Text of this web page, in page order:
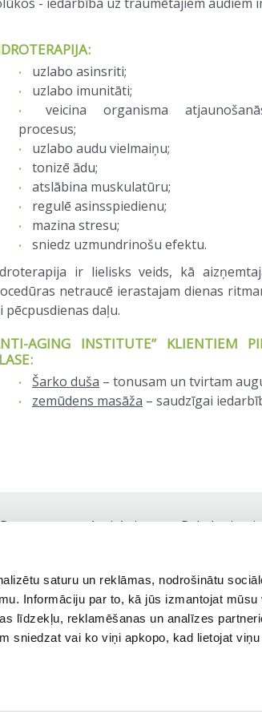
saturu un reklāmas, nodrošinātu
Informāciju par to, kā jūs izmantojat
līdzekļu, reklamēšanas un analīzes
sniedzat vai ko viņi apkopo, kad lietojat
uzlabo asinsriti;
uzlabo imunitāti;
veicina organisma
procesus;
uzlabo audu vielmaiņu;
tonizē ādu;
atslābina muskulatūru;
regulē asinsspiedienu;
mazina stresu;
sniedz uzmundrinošu efektu.
ir lielisks veids, kā
netraucē ierastajam dienas
pēcpusdienas daļu.
AGING INSTITUTE” KLIENTIEM
Šarko duša – tonusam un tvirtam
zemūdens masāža – saudzīgai
Par mums Anti-Aging Pakalpojumi
+371 25 41 81 81, +371 67 84 77 18
laiks: darba dienās 9:00 - 19:00